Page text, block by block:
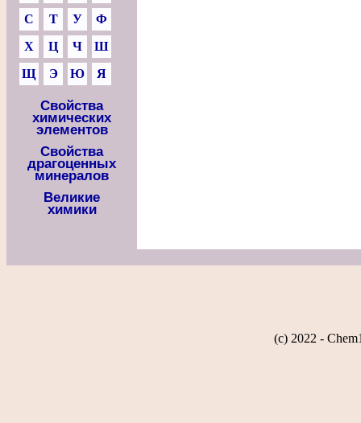
С
Т У
Ф
Х
Ц Ч
Ш
Щ
Э Ю Я
Свойства
химических
элементов
Свойства
драгоценных
минералов
Великие
химики
(c) 2022 -